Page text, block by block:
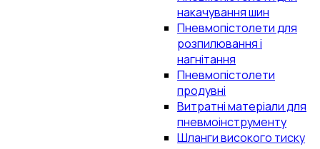
накачування шин
Пневмопістолети для
розпилювання і
нагнітання
Пневмопістолети
продувні
Витратні матеріали для
пневмоінструменту
Шланги високого тиску